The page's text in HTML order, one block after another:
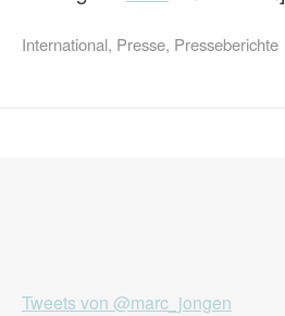
International, Presse, Presseberichte
Tweets von @marc_jongen